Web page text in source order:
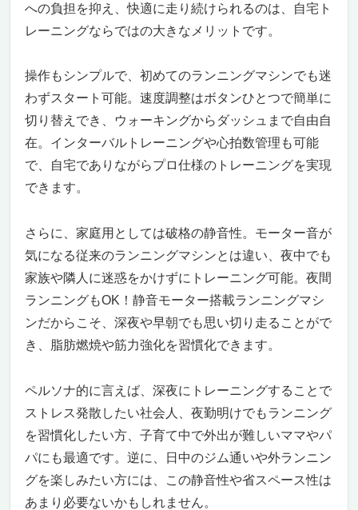
への負担を抑え、快適に走り続けられるのは、自宅ト
レーニングならではの大きなメリットです。
操作もシンプルで、初めてのランニングマシンでも迷
わずスタート可能。速度調整はボタンひとつで簡単に
切り替えでき、ウォーキングからダッシュまで自由自
在。インターバルトレーニングや心拍数管理も可能
で、自宅でありながらプロ仕様のトレーニングを実現
できます。
さらに、家庭用としては破格の静音性。モーター音が
気になる従来のランニングマシンとは違い、夜中でも
家族や隣人に迷惑をかけずにトレーニング可能。夜間
ランニングもOK！静音モーター搭載ランニングマシ
ンだからこそ、深夜や早朝でも思い切り走ることがで
き、脂肪燃焼や筋力強化を習慣化できます。
ペルソナ的に言えば、深夜にトレーニングすることで
ストレス発散したい社会人、夜勤明けでもランニング
を習慣化したい方、子育て中で外出が難しいママやパ
パにも最適です。逆に、日中のジム通いや外ランニン
グを楽しみたい方には、この静音性や省スペース性は
あまり必要ないかもしれません。